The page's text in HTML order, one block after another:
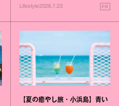
Lifestyle2026.7.23 PR
【夏の癒やし旅・小浜島】青い